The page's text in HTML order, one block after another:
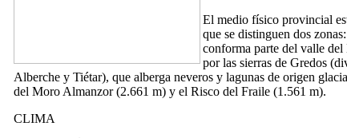
El medio físico provincial
que se distinguen dos
conforma parte del valle
por las sierras de Gredos
Alberche y Tiétar), que alberga neveros y lagunas de origen
del Moro Almanzor (2.661 m) y el Risco del Fraile (1.561 m).
CLIMA